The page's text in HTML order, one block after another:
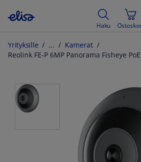
Haku
Yrityksille
Kamerat
Reolink FE-P 6MP Panorama Fisheye